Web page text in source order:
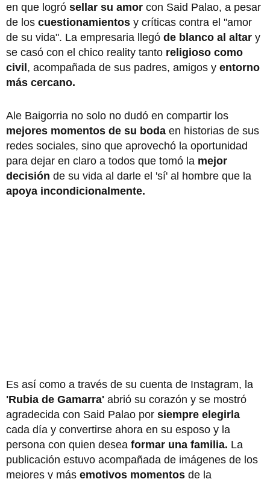
en que logró sellar su amor con Said Palao, a pesar
de los cuestionamientos y críticas contra el "amor
de su vida". La empresaria llegó de blanco al altar y
se casó con el chico reality tanto religioso como
civil, acompañada de sus padres, amigos y entorno
más cercano.
Ale Baigorria no solo no dudó en compartir los
mejores momentos de su boda en historias de sus
redes sociales, sino que aprovechó la oportunidad
para dejar en claro a todos que tomó la mejor
decisión de su vida al darle el 'sí' al hombre que la
apoya incondicionalmente.
Es así como a través de su cuenta de Instagram, la
'Rubia de Gamarra' abrió su corazón y se mostró
agradecida con Said Palao por siempre elegirla
cada día y convertirse ahora en su esposo y la
persona con quien desea formar una familia. La
publicación estuvo acompañada de imágenes de los
mejores y más emotivos momentos de la